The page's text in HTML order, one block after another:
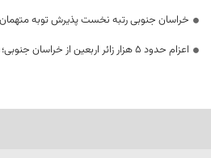
خراسان جنوبی رتبه نخست پذیرش توبه
اعزام حدود 5 هزار زائر اربعین از خراسان جنوبی؛ بازگشت‌ها آغاز شد